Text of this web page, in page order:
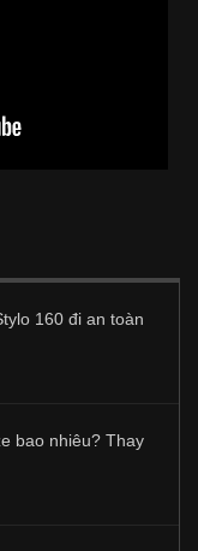
160 đi an toàn
bao nhiêu? Thay